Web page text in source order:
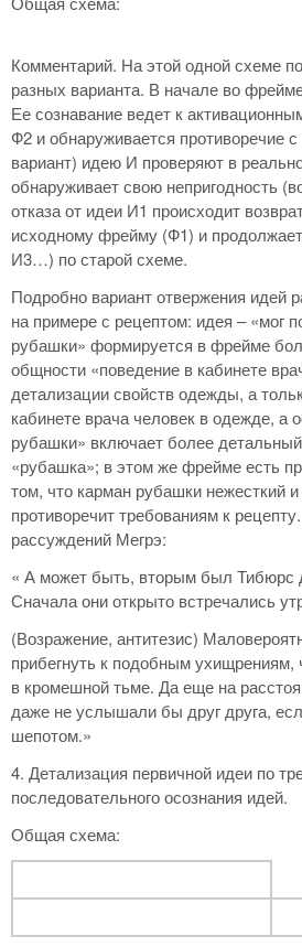
Комментарий. На этой одной схеме
разных варианта. В начале во
Ее сознавание ведет к
Ф2 и обнаруживается противоречие
вариант) идею И проверяют в
обнаруживает свою непригодность
отказа от идеи И1 происходит
исходному фрейму (Ф1) и
И3…) по старой схеме.
Подробно вариант отвержения идей
на примере с рецептом: идея – «мог
рубашки» формируется в фрейме
общности «поведение в кабинете
детализации свойств одежды, а
кабинете врача человек в одежде, а
рубашки» включает более
«рубашка»; в этом же фрейме есть
том, что карман рубашки нежесткий
противоречит требованиям к
рассуждений Мегрэ:
« А может быть, вторым был Тибюрс
Сначала они открыто встречались
(Возражение, антитезис)
прибегнуть к подобным ухищрениям,
в кромешной тьме. Да еще на
даже не услышали бы друг друга,
шепотом.»
4. Детализация первичной идеи по
последовательного осознания идей.
Общая схема: